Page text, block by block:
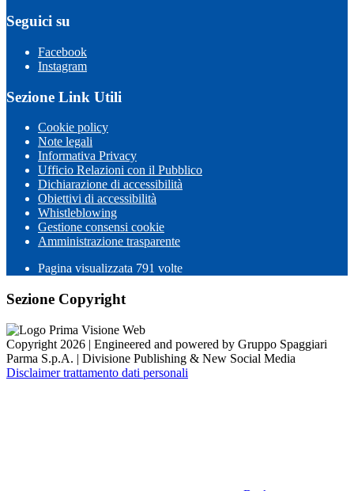
Seguici su
Facebook
Instagram
Sezione Link Utili
Cookie policy
Note legali
Informativa Privacy
Ufficio Relazioni con il Pubblico
Dichiarazione di accessibilità
Obiettivi di accessibilità
Whistleblowing
Gestione consensi cookie
Amministrazione trasparente
Pagina visualizzata 791 volte
Sezione Copyright
Copyright 2026 | Engineered and powered by Gruppo Spaggiari
Parma S.p.A. | Divisione Publishing & New Social Media
Disclaimer trattamento dati personali